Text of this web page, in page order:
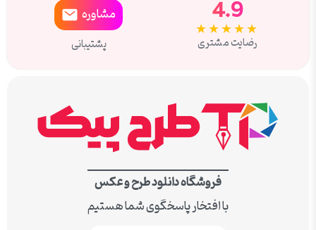
4.9
★★★★★
رضایت مشتری
مشاوره
پشتیبانی
فروشگاه دانلود طرح و عکس
با افتخار پاسخگوی شما هستیم